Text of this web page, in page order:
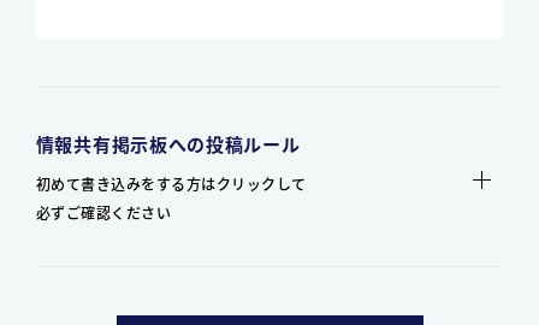
情報共有掲示板への投稿ルール
初めて書き込みをする方はクリックして
必ずご確認ください